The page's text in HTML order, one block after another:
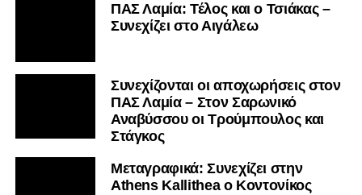
ΠΑΣ Λαμία: Τέλος και ο Τσιάκας –
Συνεχίζει στο Αιγάλεω
Συνεχίζονται οι αποχωρήσεις στον
ΠΑΣ Λαμία – Στον Σαρωνικό
Αναβύσσου οι Τρούμπουλος και
Στάγκος
Mεταγραφικά: Συνεχίζει στην
Athens Kallithea ο Κοντονίκος